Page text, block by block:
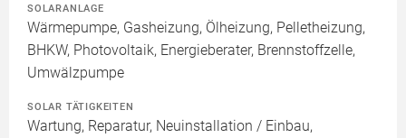
SOLARANLAGE
Wärmepumpe, Gasheizung, Ölheizung, Pelletheizung,
BHKW, Photovoltaik, Energieberater, Brennstoffzelle,
Umwälzpumpe
SOLAR TÄTIGKEITEN
Wartung, Reparatur, Neuinstallation / Einbau,